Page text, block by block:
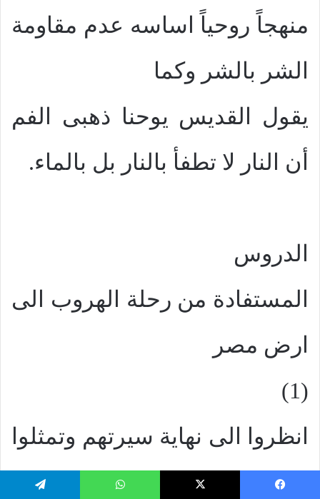
منهجاً روحياً اساسه عدم مقاومة
الشر بالشر وكما
يقول القديس يوحنا ذهبى الفم
أن النار لا تطفأ بالنار بل بالماء.
الدروس
المستفادة من رحلة الهروب الى
ارض مصر
(1)
انظروا الى نهاية سيرتهم وتمثلوا
بإيمانهم (عب 13: 7)